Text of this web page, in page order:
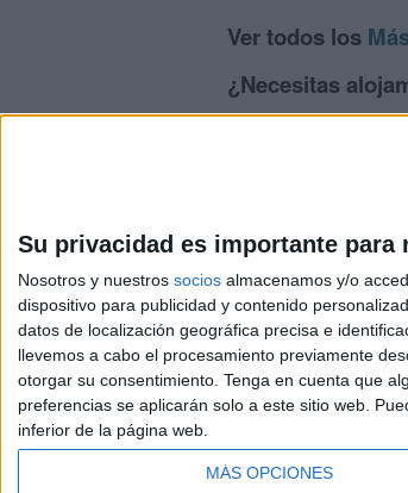
Su privacidad es importante para
Nosotros y nuestros socios almacenamos y/o
dispositivo para publicidad y contenido
datos de localización geográfica precisa e
llevemos a cabo el procesamiento previamente
otorgar su consentimiento. Tenga en cuenta que
preferencias se aplicarán solo a este sitio web.
inferior de la página web.
MÁS OPCIONES
Ver todos los
¿Necesitas
>> Residencias de
©